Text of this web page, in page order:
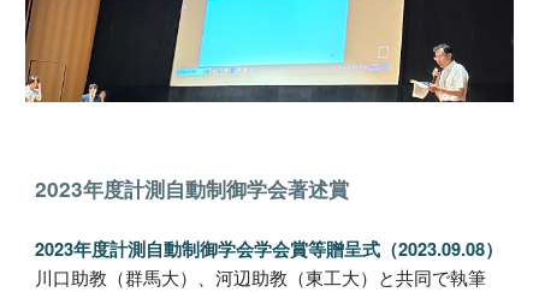
2023年度計測自動制御学会著述賞
2023年度計測自動制御学会学会賞等贈呈式（2023.09.08）
川口助教 （群馬大）、河辺助教（東工大）と共同で執筆